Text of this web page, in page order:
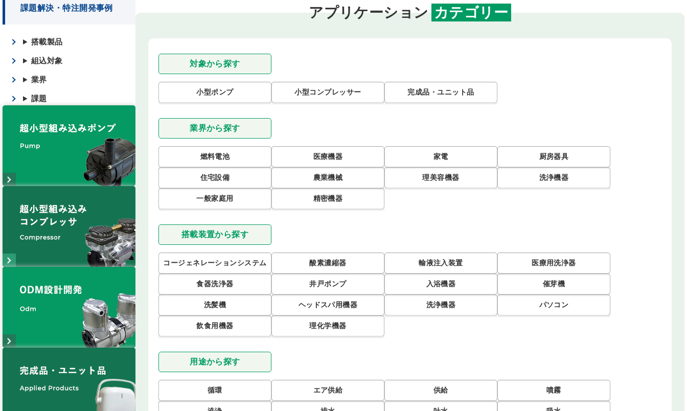
課題解決・特注開発事例
搭載製品
組込対象
業界
課題
アプリケーション カテゴリー
対象から探す
小型ポンプ 小型コンプレッサー 完成品・ユニット品
業界から探す
燃料電池 医療機器 家電 厨房器具
住宅設備 農業機械 理美容機器 洗浄機器
一般家庭用 精密機器
搭載装置から探す
コージェネレーションシステム 酸素濃縮器 輸液注入装置 医療用洗浄器
食器洗浄器 井戸ポンプ 入浴機器 催芽機
洗髪機 ヘッドスパ用機器 洗浄機器 パソコン
飲食用機器 理化学機器
用途から探す
循環 エア供給 供給 噴霧